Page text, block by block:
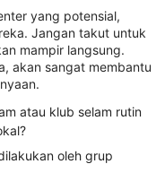
yang potensial,
Jangan takut untuk
mampir langsung.
akan sangat membantu
atau klub selam rutin
oleh grup